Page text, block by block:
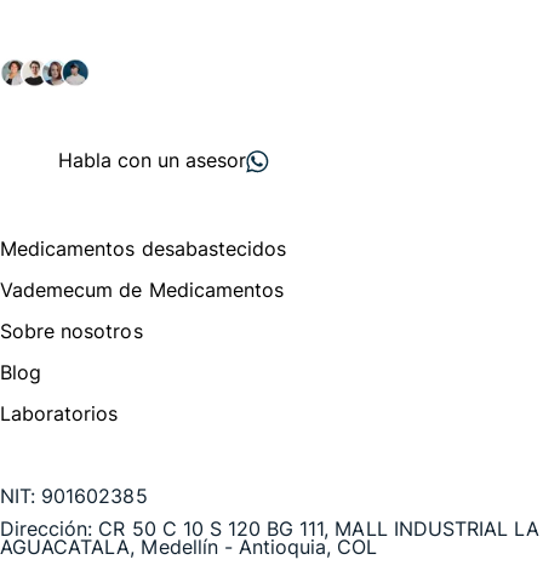
Habla con un asesor
Medicamentos desabastecidos
Vademecum de Medicamentos
Sobre nosotros
Blog
Laboratorios
NIT: 901602385
Dirección: CR 50 C 10 S 120 BG 111, MALL INDUSTRIAL LA
AGUACATALA, Medellín - Antioquia, COL